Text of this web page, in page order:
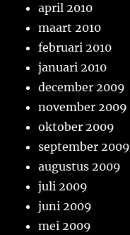
april 2010
maart 2010
februari 2010
januari 2010
december 2009
november 2009
oktober 2009
september 2009
augustus 2009
juli 2009
juni 2009
mei 2009